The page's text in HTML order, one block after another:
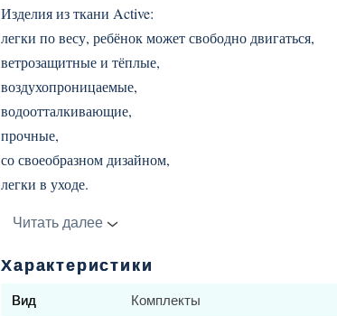
Изделия из ткани Active:
легки по весу, ребёнок может свободно двигаться,
ветрозащитные и тёплые,
воздухопроницаемые,
водоотталкивающие,
прочные,
со своеобразном дизайном,
легки в уходе.
Куртка
утеплитель 45 гр.,
подкаладка полиэстер,
Читать далее
Характеристики
Вид Комплекты